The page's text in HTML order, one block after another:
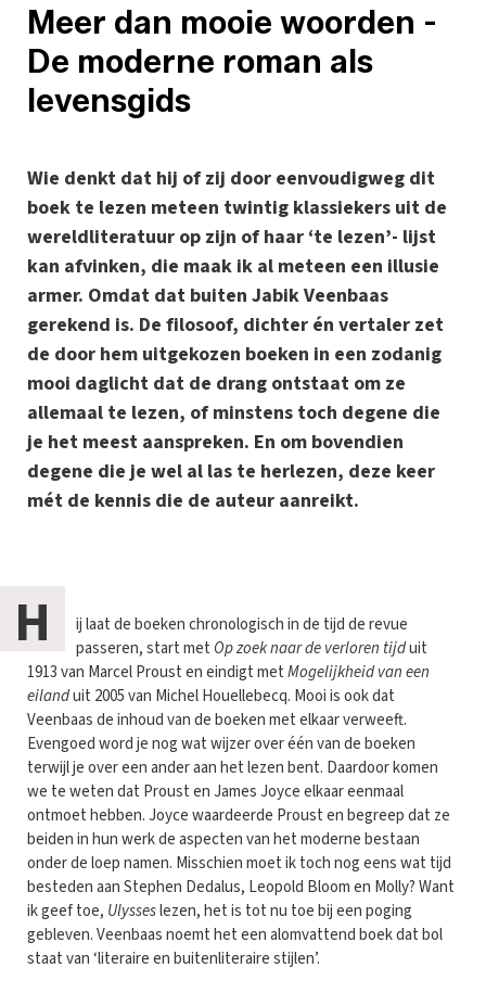
Meer dan mooie woorden -
De moderne roman als
levensgids
Wie denkt dat hij of zij door eenvoudigweg dit
boek te lezen meteen twintig klassiekers uit de
wereldliteratuur op zijn of haar ‘te lezen’- lijst
kan afvinken, die maak ik al meteen een illusie
armer. Omdat dat buiten Jabik Veenbaas
gerekend is. De filosoof, dichter én vertaler zet
de door hem uitgekozen boeken in een zodanig
mooi daglicht dat de drang ontstaat om ze
allemaal te lezen, of minstens toch degene die
je het meest aanspreken. En om bovendien
degene die je wel al las te herlezen, deze keer
mét de kennis die de auteur aanreikt.
H
ij laat de boeken chronologisch in de tijd de revue
passeren, start met Op zoek naar de verloren tijduit
1913 van Marcel Proust en eindigt metMogelijkheid van een
eilanduit 2005 van Michel Houellebecq. Mooi is ook dat
Veenbaas de inhoud van de boeken met elkaar verweeft.
Evengoed word je nog wat wijzer over één van de boeken
terwijl je over een ander aan het lezen bent. Daardoor komen
we te weten dat Proust en James Joyce elkaar eenmaal
ontmoet hebben. Joyce waardeerde Proust en begreep dat ze
beiden in hun werk de aspecten van het moderne bestaan
onder de loep namen. Misschien moet ik toch nog eens wat tijd
besteden aan Stephen Dedalus, Leopold Bloom en Molly? Want
ik geef toe, Ulysseslezen, het is tot nu toe bij een poging
gebleven. Veenbaas noemt het een alomvattend boek dat bol
staat van ‘literaire en buitenliteraire stijlen’.